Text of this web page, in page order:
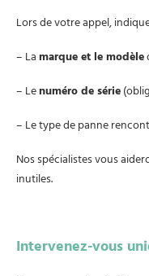
Lors de votre appel,
– Lamarque et le modèle
– Lenuméro de série
– Le type de panne
Nos spécialistes vous
inutiles.
Intervenez-vous